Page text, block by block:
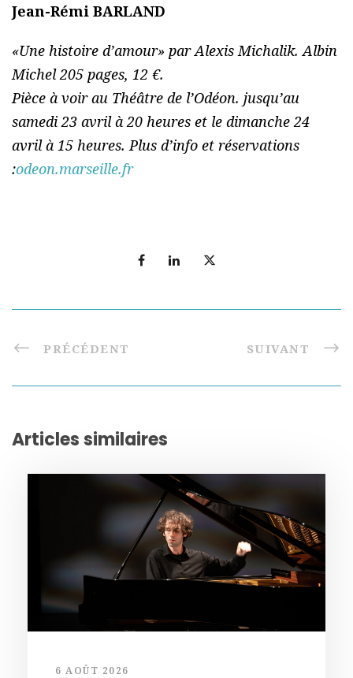
Jean-Rémi BARLAND
«Une histoire d’amour» par Alexis Michalik. Albin
Michel 205 pages, 12 €.
Pièce à voir au Théâtre de l’Odéon. jusqu’au
samedi 23 avril à 20 heures et le dimanche 24
avril à 15 heures. Plus d’info et réservations
:odeon.marseille.fr
PRÉCÉDENT SUIVANT
Articles similaires
6 AOÛT 2026